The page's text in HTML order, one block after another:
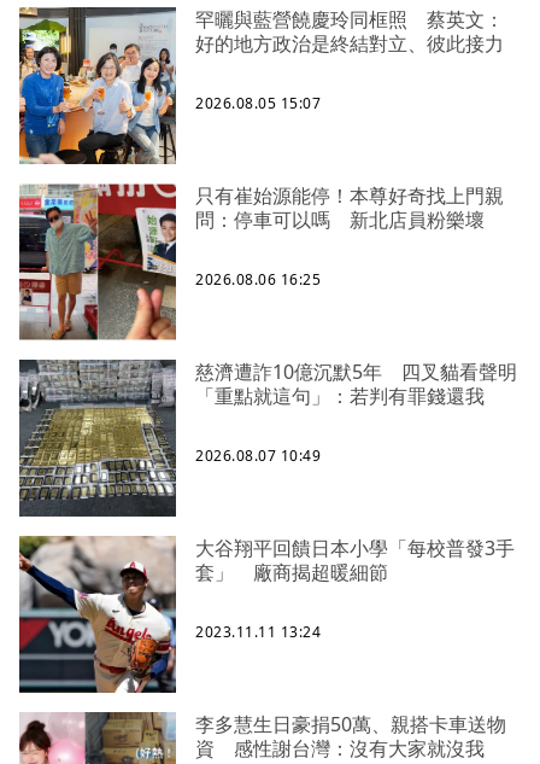
罕曬與藍營饒慶玲同框照 蔡英文：
好的地方政治是終結對立、彼此接力
2026.08.05 15:07
只有崔始源能停！本尊好奇找上門親
問：停車可以嗎 新北店員粉樂壞
2026.08.06 16:25
慈濟遭詐10億沉默5年 四叉貓看聲明
「重點就這句」：若判有罪錢還我
2026.08.07 10:49
大谷翔平回饋日本小學「每校普發3手
套」 廠商揭超暖細節
2023.11.11 13:24
李多慧生日豪捐50萬、親搭卡車送物
資 感性謝台灣：沒有大家就沒我